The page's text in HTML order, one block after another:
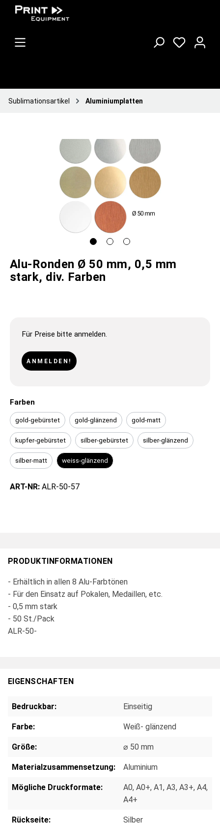
Sublimationsartikel Aluminiumplatten
Alu-Ronden Ø 50 mm, 0,5 mm
stark, div. Farben
Für Preise bitte anmelden.
ANMELDEN!
Farben
gold-gebürstet gold-glänzend gold-matt
kupfer-gebürstet silber-gebürstet silber-glänzend
silber-matt weiss-glänzend
ART-NR: ALR-50-57
PRODUKTINFORMATIONEN
- Erhältlich in allen 8 Alu-Farbtönen
- Für den Einsatz auf Pokalen, Medaillen, etc.
- 0,5 mm stark
- 50 St./Pack
ALR-50-
EIGENSCHAFTEN
Bedruckbar: Einseitig
Farbe: Weiß- glänzend
Größe: ⌀ 50 mm
Materialzusammensetzung: Aluminium
Mögliche Druckformate: A0, A0+, A1, A3, A3+, A4,
A4+
Rückseite: Silber